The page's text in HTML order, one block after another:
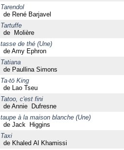
Tarendol
de René Barjavel
Tartuffe
de Molière
tasse de thé (Une)
de Amy Ephron
Tatiana
de Paullina Simons
Ta-tö King
de Lao Tseu
Tatoo, c'est fini
de Annie Dufresne
taupe à la maison blanche (Une)
de Jack Higgins
Taxi
de Khaled Al Khamissi